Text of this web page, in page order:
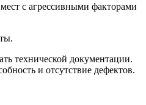
с агрессивными факторами
технической документации.
и отсутствие дефектов.